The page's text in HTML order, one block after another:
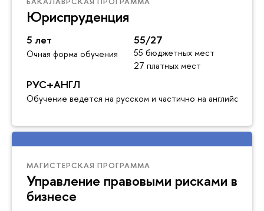
Юриспруденция
5 лет
Очная форма обучения
55/27
55 бюджетных мест
27 платных мест
РУС+АНГЛ
Обучение ведется на русском и частично на английском
МАГИСТЕРСКАЯ ПРОГРАММА
Управление правовыми рисками в
бизнесе